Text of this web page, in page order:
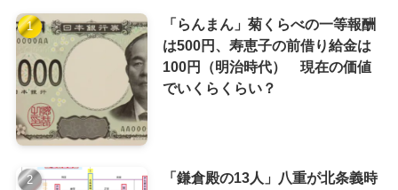
「らんまん」菊くらべの一等報酬
は500円、寿恵子の前借り給金は
100円（明治時代） 現在の価値
でいくらくらい？
「鎌倉殿の13人」八重が北条義時